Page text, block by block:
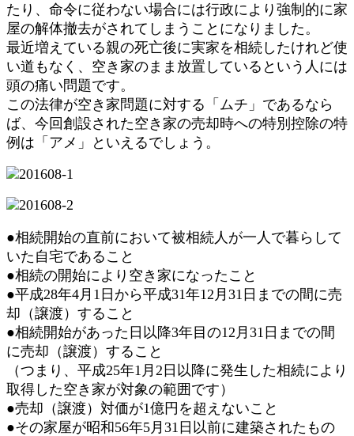
たり、命令に従わない場合には行政により強制的に家
屋の解体撤去がされてしまうことになりました。
最近増えている親の死亡後に実家を相続したけれど使
い道もなく、空き家のまま放置しているという人には
頭の痛い問題です。
この法律が空き家問題に対する「ムチ」であるなら
ば、今回創設された空き家の売却時への特別控除の特
例は「アメ」といえるでしょう。
●相続開始の直前において被相続人が一人で暮らして
いた自宅であること
●相続の開始により空き家になったこと
●平成28年4月1日から平成31年12月31日までの間に売
却（譲渡）すること
●相続開始があった日以降3年目の12月31日までの間
に売却（譲渡）すること
（つまり、平成25年1月2日以降に発生した相続により
取得した空き家が対象の範囲です）
●売却（譲渡）対価が1億円を超えないこと
●その家屋が昭和56年5月31日以前に建築されたもの